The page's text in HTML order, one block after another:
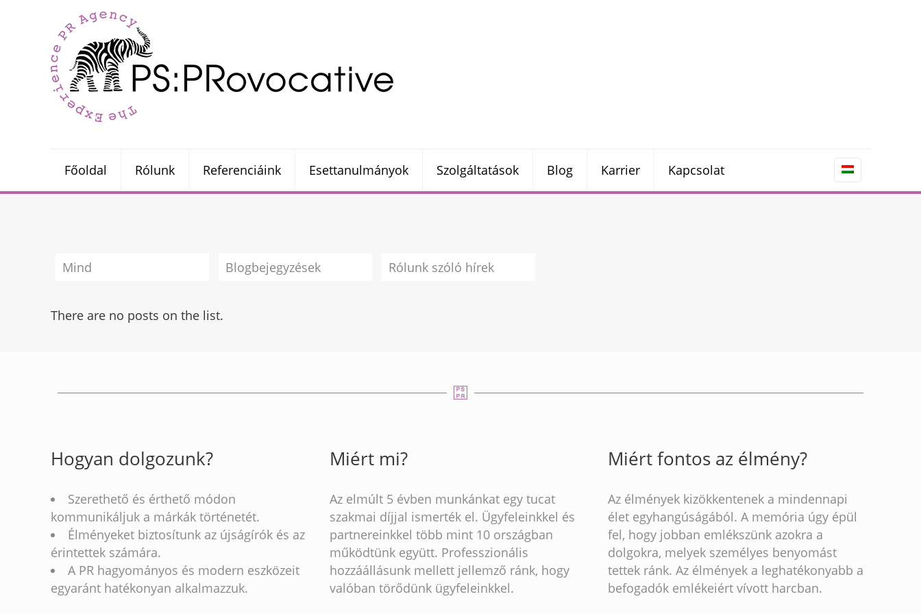
Főoldal Rólunk Referenciáink Esettanulmányok Szolgáltatások Blog Karrier Kapcsolat
Mind Blogbejegyzések Rólunk szóló hírek
There are no posts on the list.
Hogyan dolgozunk?
Szerethető és érthető módon
kommunikáljuk a márkák történetét.
Élményeket biztosítunk az újságírók és az
érintettek számára.
A PR hagyományos és modern eszközeit
egyaránt hatékonyan alkalmazzuk.
Miért mi?
Az elmúlt 5 évben munkánkat egy tucat
szakmai díjjal ismerték el. Ügyfeleinkkel és
partnereinkkel több mint 10 országban
működtünk együtt. Professzionális
hozzáállásunk mellett jellemző ránk, hogy
valóban törődünk ügyfeleinkkel.
Miért fontos az élmény?
Az élmények kizökkentenek a mindennapi
élet egyhangúságából. A memória úgy épül
fel, hogy jobban emlékszünk azokra a
dolgokra, melyek személyes benyomást
tettek ránk. Az élmények a leghatékonyabb a
befogadók emlékeiért vívott harcban.